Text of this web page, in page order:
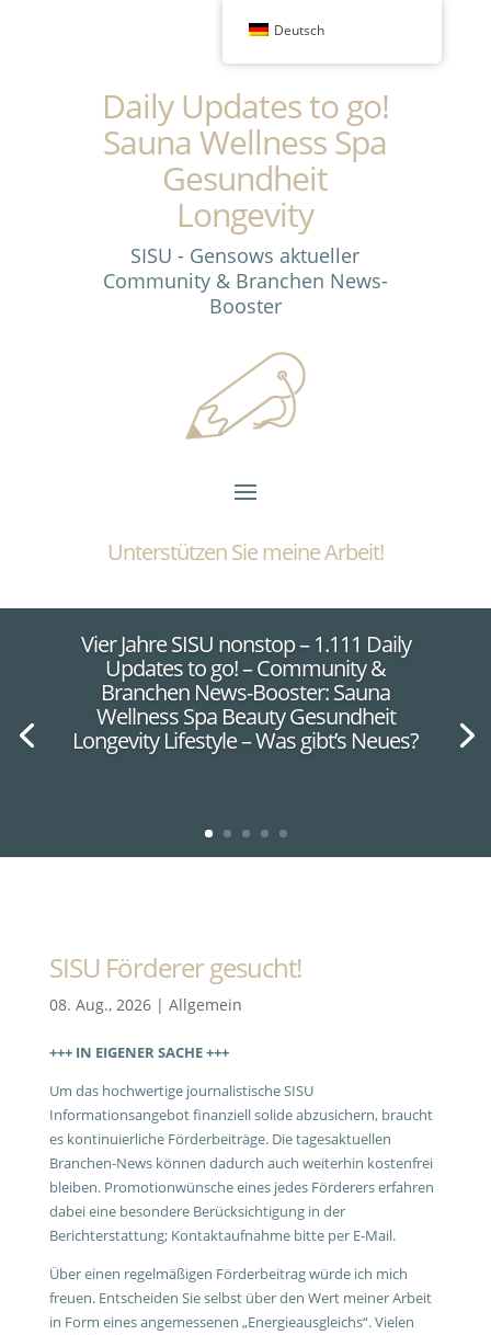
Daily Updates to go!
Sauna Wellness Spa
Gesundheit
Longevity
SISU - Gensows aktueller
Community & Branchen News-
Booster
Unterstützen Sie meine Arbeit!
Vier Jahre SISU nonstop – 1.111 Daily
Updates to go! – Community &
Branchen News-Booster: Sauna
Wellness Spa Beauty Gesundheit
Longevity Lifestyle – Was gibt’s Neues?
SISU Förderer gesucht!
08. Aug., 2026| Allgemein
+++ IN EIGENER SACHE +++
Um das hochwertige journalistische SISU
Informationsangebot finanziell solide abzusichern, braucht
es kontinuierliche Förderbeiträge. Die tagesaktuellen
Branchen-News können dadurch auch weiterhin kostenfrei
bleiben. Promotionwünsche eines jedes Förderers erfahren
dabei eine besondere Berücksichtigung in der
Berichterstattung; Kontaktaufnahme bitte per E-Mail.
Über einen regelmäßigen Förderbeitrag würde ich mich
freuen. Entscheiden Sie selbst über den Wert meiner Arbeit
in Form eines angemessenen „Energieausgleichs“. Vielen
Deutsch